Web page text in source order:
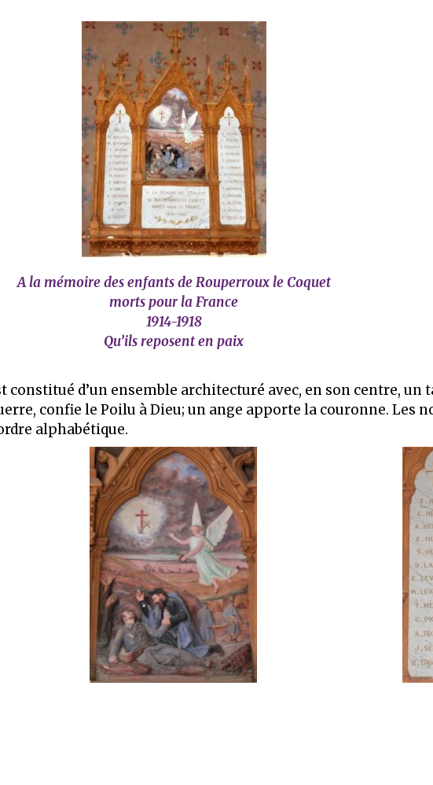
A la mémoire des enfants de Rouperroux le Coquet
morts pour la France
1914-1918
Qu’ils reposent en paix
d’un ensemble architecturé avec, en son centre, un
confie le Poilu à Dieu; un ange apporte la couronne. Les
alphabétique.